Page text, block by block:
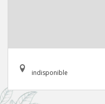
indisponible